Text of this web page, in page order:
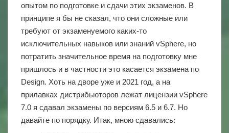
опытом по подготовке и сдачи этих экзаменов. В
принципе я бы не сказал, что они сложные или
требуют от экзаменуемого каких-то
исключительных навыков или знаний vSphere, но
потратить значительное время на подготовку мне
пришлось и в частности это касается экзамена по
Design. Хоть на дворе уже и 2021 год, а на
прилавках дистрибьюторов лежат лицензии vSphere
7.0 я сдавал экзамены по версиям 6.5 и 6.7. Но
давайте по порядку. Итак, мною сдавались: